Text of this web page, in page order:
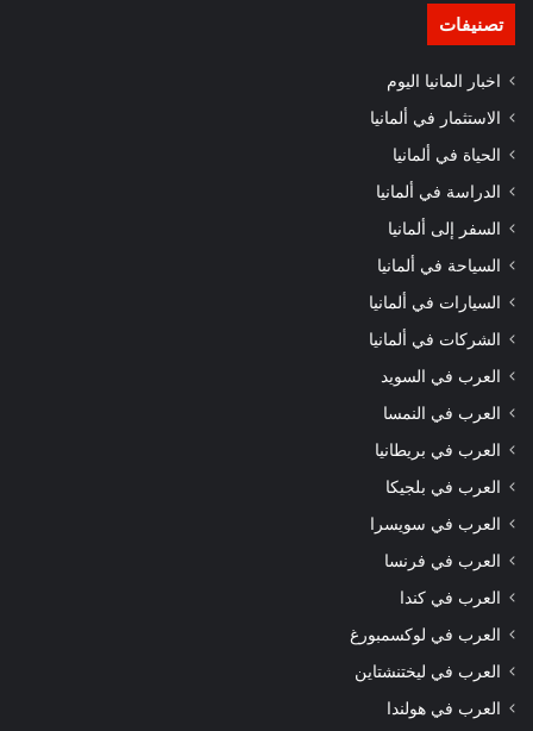
تصنيفات
اخبار المانيا اليوم
الاستثمار في ألمانيا
الحياة في ألمانيا
الدراسة في ألمانيا
السفر إلى ألمانيا
السياحة في ألمانيا
السيارات في ألمانيا
الشركات في ألمانيا
العرب في السويد
العرب في النمسا
العرب في بريطانيا
العرب في بلجيكا
العرب في سويسرا
العرب في فرنسا
العرب في كندا
العرب في لوكسمبورغ
العرب في ليختنشتاين
العرب في هولندا